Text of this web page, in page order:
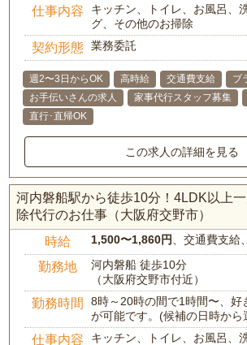
仕事内容
キッチン、トイレ、お風呂、
グ、その他のお掃除
契約形態 業務委託
週2〜3日からOK 高時給 交通費支給
ブ
お手伝いさんの求人
家事代行スタッフ募集
直行･直帰OK
この求人の詳細を見る
河内磐船駅から徒歩10分！4LDK以上
除代行のお仕事（大阪府交野市）
時給 1,500〜1,860円 、交通費支給
勤務地
河内磐船 徒歩10分
（大阪府交野市付近）
勤務時間
8時～20時の間で1時間〜、好
が可能です。(候補の日時から
仕事内容
キッチン、トイレ、お風呂、